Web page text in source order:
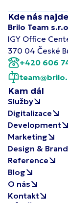
Kde nás
Brilo Team
IGY Office
370 04 České
+420 606
Kam dál
Služby
Digitalizace
Development
Marketing
Design &
Reference
Blog
O nás
Kontakt